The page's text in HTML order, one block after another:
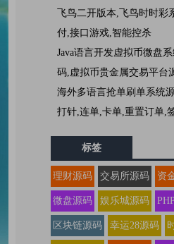
飞鸟二开版本,飞鸟时时
付,接口游戏,智能控杀
Java语言开发虚拟币微盘
码,虚拟币贵金属交易平台
海外多语言抢单刷单系统
打针,连单,卡单,重置订单,
标签
理财源码 交易所源码 资
微盘源码 娱乐城源码
区块链源码 幸运28源码